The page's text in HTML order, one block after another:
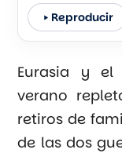
Reproducir
Eurasia y el
verano
retiros de
de las dos